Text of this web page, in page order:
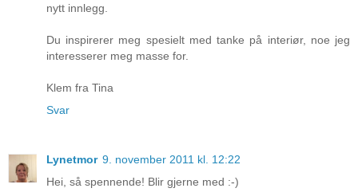
nytt innlegg.
Du inspirerer meg spesielt med tanke på interiør, noe jeg
interesserer meg masse for.
Klem fra Tina
Svar
Lynetmor 9. november 2011 kl. 12:22
Hei, så spennende! Blir gjerne med :-)